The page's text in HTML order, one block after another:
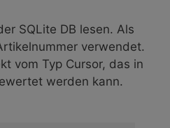
SQLite DB lesen. Als
verwendet.
vom Typ Cursor, das in
werden kann.